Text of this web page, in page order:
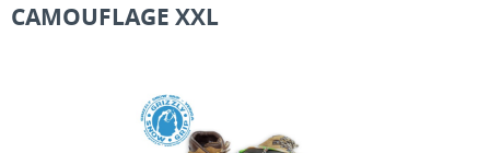
CAMOUFLAGE XXL